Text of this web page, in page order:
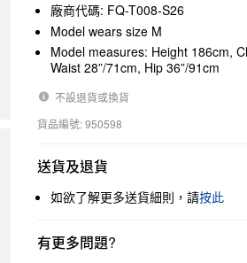
廠商代碼: FQ-T008-S26
Model wears size M
Model measures: Height 186cm,
Waist 28”/71cm, Hip 36”/91cm
不設退貨或換貨
貨品編號: 950598
送貨及退貨
如欲了解更多送貨細則，請按此
有更多問題?